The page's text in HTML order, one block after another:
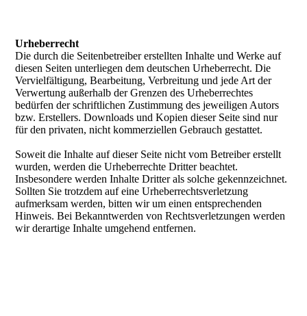
Urheberrecht
Die durch die Seitenbetreiber erstellten Inhalte und Werke auf
diesen Seiten unterliegen dem deutschen Urheberrecht. Die
Vervielfältigung, Bearbeitung, Verbreitung und jede Art der
Verwertung außerhalb der Grenzen des Urheberrechtes
bedürfen der schriftlichen Zustimmung des jeweiligen Autors
bzw. Erstellers. Downloads und Kopien dieser Seite sind nur
für den privaten, nicht kommerziellen Gebrauch gestattet.
Soweit die Inhalte auf dieser Seite nicht vom Betreiber erstellt
wurden, werden die Urheberrechte Dritter beachtet.
Insbesondere werden Inhalte Dritter als solche gekennzeichnet.
Sollten Sie trotzdem auf eine Urheberrechtsverletzung
aufmerksam werden, bitten wir um einen entsprechenden
Hinweis. Bei Bekanntwerden von Rechtsverletzungen werden
wir derartige Inhalte umgehend entfernen.